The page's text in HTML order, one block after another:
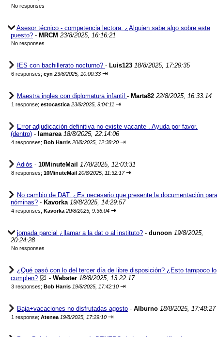
No responses
Asesor técnico - competencia lectora. ¿Alguien sabe algo sobre este
puesto? - MRCM 23/8/2025, 16:16:21
No responses
IES con bachillerato nocturno? - Luis123 18/8/2025, 17:29:35
6 responses; cyn 23/8/2025, 10:00:33 ⇥
Maestra ingles con diplomatura infantil - Marta82 22/8/2025, 16:33:14
1 response; estocastica 23/8/2025, 9:04:11 ⇥
Error adjudicación definitiva no existe vacante . Ayuda por favor.
(dentro) - lamarea 18/8/2025, 22:14:06
4 responses; Bob Harris 20/8/2025, 12:38:20 ⇥
Adiós - 10MinuteMail 17/8/2025, 12:03:31
8 responses; 10MinuteMail 20/8/2025, 11:32:17 ⇥
No cambio de DAT. ¿Es necesario que presente la documentación para
nóminas? - Kavorka 19/8/2025, 14:29:57
4 responses; Kavorka 20/8/2025, 9:36:04 ⇥
jornada parcial ¿llamar a la dat o al instituto? - dunoon 19/8/2025,
20:24:28
No responses
¿Qué pasó con lo del tercer día de libre disposición? ¿Esto tampoco lo
cumplen?
- Webster 18/8/2025, 13:22:17
3 responses; Bob Harris 19/8/2025, 17:42:10 ⇥
Baja+vacaciones no disfrutadas agosto - Alburno 18/8/2025, 17:48:27
1 response; Atenea 19/8/2025, 17:29:10 ⇥